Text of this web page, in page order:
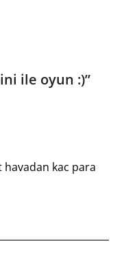
ile oyun :)”
havadan kac para